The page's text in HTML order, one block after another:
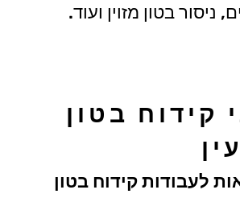
ניסור בטון מזוין ועוד.
קידוח בטון
לעבודות קידוח בטון